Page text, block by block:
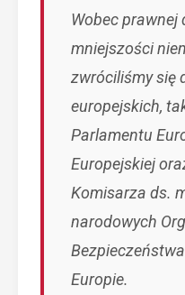
Wobec prawnej
mniejszości
zwróciliśmy się
europejskich,
Parlamentu
Europejskiej
Komisarza ds.
narodowych
Europie.